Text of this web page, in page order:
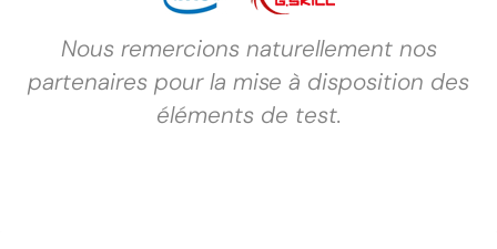
Nous remercions naturellement nos
partenaires pour la mise à disposition des
éléments de test.